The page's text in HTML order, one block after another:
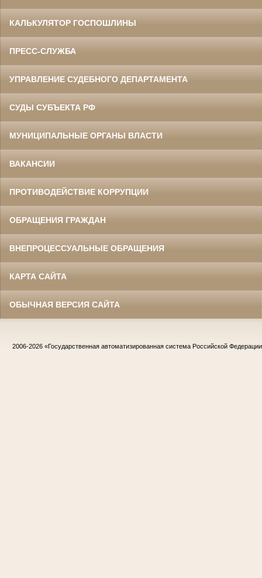
КАЛЬКУЛЯТОР ГОСПОШЛИНЫ
ПРЕСС-СЛУЖБА
УПРАВЛЕНИЕ СУДЕБНОГО ДЕПАРТАМЕНТА
СУДЫ СУБЪЕКТА РФ
МУНИЦИПАЛЬНЫЕ ОРГАНЫ ВЛАСТИ
ВАКАНСИИ
ПРОТИВОДЕЙСТВИЕ КОРРУПЦИИ
ОБРАЩЕНИЯ ГРАЖДАН
ВНЕПРОЦЕССУАЛЬНЫЕ ОБРАЩЕНИЯ
КАРТА САЙТА
ОБЫЧНАЯ ВЕРСИЯ САЙТА
2006-2026 «Государственная автоматизированная система Российской